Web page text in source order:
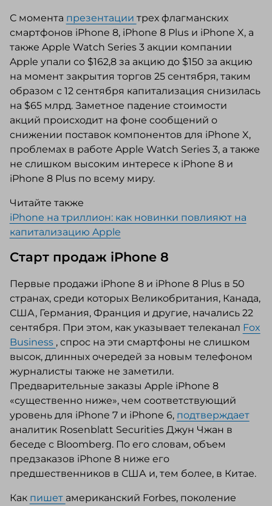
С момента презентации трех флагманских
смартфонов iPhone 8, iPhone 8 Plus и iPhone X, а
также Apple Watch Series 3 акции компании
Apple упали со $162,8 за акцию до $150 за акцию
на момент закрытия торгов 25 сентября, таким
образом с 12 сентября капитализация снизилась
на $65 млрд. Заметное падение стоимости
акций происходит на фоне сообщений о
снижении поставок компонентов для iPhone X,
проблемах в работе Apple Watch Series 3, а также
не слишком высоким интересе к iPhone 8 и
iPhone 8 Plus по всему миру.
Читайте также
iPhone на триллион: как новинки повлияют на
капитализацию Apple
Старт продаж iPhone 8
Первые продажи iPhone 8 и iPhone 8 Plus в 50
странах, среди которых Великобритания, Канада,
США, Германия, Франция и другие, начались 22
сентября. При этом, как указывает телеканал Fox
Business , спрос на эти смартфоны не слишком
высок, длинных очередей за новым телефоном
журналисты также не заметили.
Предварительные заказы Apple iPhone 8
«существенно ниже», чем соответствующий
уровень для iPhone 7 и iPhone 6, подтверждает
аналитик Rosenblatt Securities Джун Чжан в
беседе с Bloomberg. По его словам, объем
предзаказов iPhone 8 ниже его
предшественников в США и, тем более, в Китае.
Как пишет американский Forbes, поколение